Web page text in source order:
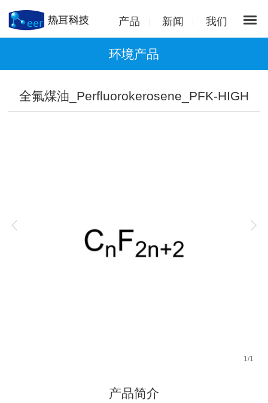
产品 新闻 我们
环境产品
全氟煤油_Perfluorokerosene_PFK-HIGH
1 /1
产品简介